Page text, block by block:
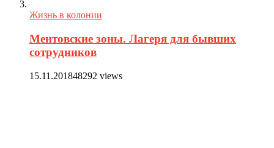
Жизнь в колонии
Ментовские зоны. Лагеря для бывших
сотрудников
15.11.201848292 views